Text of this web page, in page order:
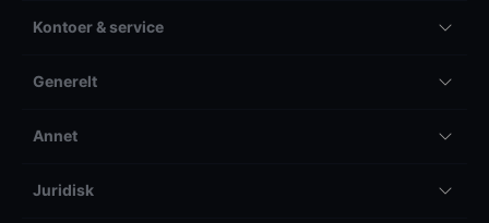
Kontoer & service
Generelt
Annet
Juridisk